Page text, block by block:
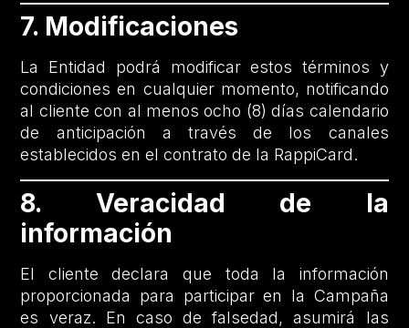
7. Modificaciones
La Entidad podrá modificar estos términos y
condiciones en cualquier momento, notificando
al cliente con al menos ocho (8) días calendario
de anticipación a través de los canales
establecidos en el contrato de la RappiCard.
8. Veracidad de la
información
El cliente declara que toda la información
proporcionada para participar en la Campaña
es veraz. En caso de falsedad, asumirá las